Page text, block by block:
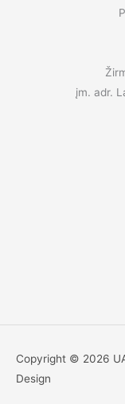
įm. adr.
Copyright © 2026
Design